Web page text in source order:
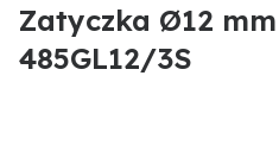
Zatyczka Ø12
485GL12/3S